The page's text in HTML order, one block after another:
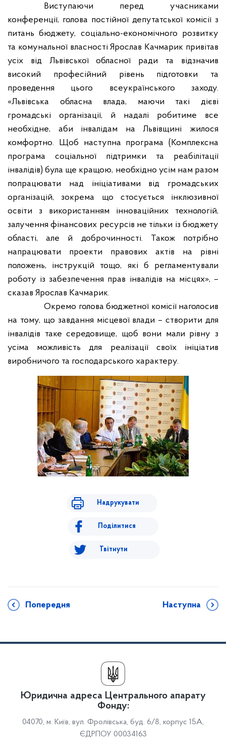
Виступаючи перед учасниками
конференції, голова постійної депутатської комісії з
питань бюджету, соціально-економічного розвитку
та комунальної власності Ярослав Качмарик привітав
усіх від Львівської обласної ради та відзначив
високий професійний рівень підготовки та
проведення цього всеукраїнського заходу.
«Львівська обласна влада, маючи такі дієві
громадські організації, й надалі робитиме все
необхідне, аби інвалідам на Львівщині жилося
комфортно. Щоб наступна програма (Комплексна
програма соціальної підтримки та реабілітації
інвалідів) була ще кращою, необхідно усім нам разом
попрацювати над ініціативами від громадських
організацій, зокрема що стосується інклюзивної
освіти з використанням інноваційних технологій,
залучення фінансових ресурсів не тільки із бюджету
області, але й доброчинності. Також потрібно
напрацювати проекти правових актів на рівні
положень, інструкцій тощо, які б регламентували
роботу із забезпечення прав інвалідів на місцях», –
сказав Ярослав Качмарик.
Окремо голова бюджетної комісії наголосив
на тому, що завдання місцевої влади – створити для
інвалідів таке середовище, щоб вони мали рівну з
усіма можливість для реалізації своїх ініціатив
виробничого та господарського характеру.
Надрукувати
Поділитися
Твітнути
Попередня Наступна
Юридична адреса Центрального апарату
Фонду:
04070, м. Київ, вул. Фролівська, буд. 6/8, корпус 15А,
ЄДРПОУ 00034163